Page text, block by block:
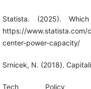
Statista. (2025).
https://
center-power-capacity/
Srnicek, N. (2018).
Tech Policy